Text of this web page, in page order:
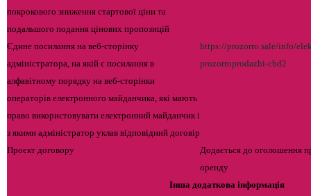
покрокового зниження стартової ціни та
подальшого подання цінових пропозицій
Єдине посилання на веб-сторінку
адміністратора, на якій є посилання в
алфавітному порядку на веб-сторінки
операторів електронного майданчика, які мають
право використовувати електронний майданчик і
з якими адміністратор уклав відповідний договір
https://prozorro.sale/info/
prozorroprodazhi-cbd2
Проєкт договору
Додається до оголошення
оренду
Інша додаткова інформація